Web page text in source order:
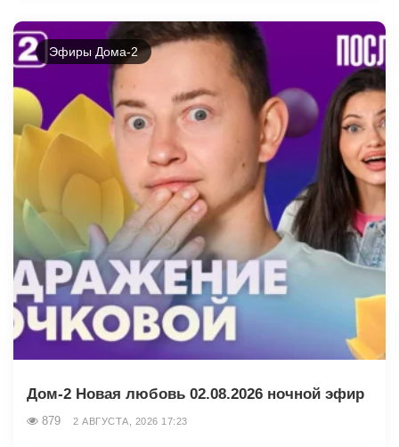
Эфиры Дома-2
Дом-2 Новая любовь 02.08.2026 ночной эфир
879 2 АВГУСТА, 2026 17:23